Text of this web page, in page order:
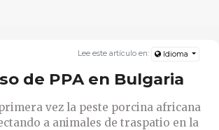
Lee este artículo en: Idioma
de PPA en Bulgaria
vez la peste porcina africana
a animales de traspatio en la